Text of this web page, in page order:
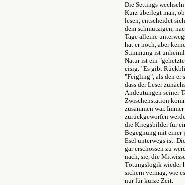
Die Settings
Kurz überlegt man,
lesen, entscheidet
dem schmutzigen,
Tage alleine
hat er noch, aber
Stimmung ist
Natur ist ein
eisig." Es gibt
"Feigling", als den er
dass der Leser
Andeutungen seiner
Zwischenstation
zusammen war.
zurückgeworfen
die Kriegsbilder für
Begegnung mit einer
Esel unterwegs ist.
gar erschossen zu
nach, sie, die
Tötungslogik wieder
sichern vermag, wie
nur für kurze Zeit.